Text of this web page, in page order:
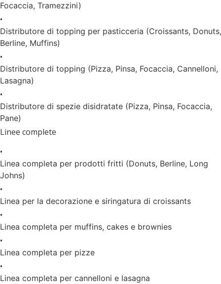
Focaccia, Tramezzini)
•
Distributore di topping per pasticceria (Croissants, Donuts,
Berline, Muffins)
•
Distributore di topping (Pizza, Pinsa, Focaccia, Cannelloni,
Lasagna)
•
Distributore di spezie disidratate (Pizza, Pinsa, Focaccia,
Pane)
Linee complete
•
Linea completa per prodotti fritti (Donuts, Berline, Long
Johns)
•
Linea per la decorazione e siringatura di croissants
•
Linea completa per muffins, cakes e brownies
•
Linea completa per pizze
•
Linea completa per cannelloni e lasagna